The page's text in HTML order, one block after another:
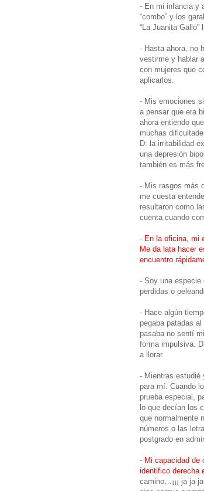
- En mi infancia y
“combo” y los
“La Juanita Gallo”
- Hasta ahora, no
vestirme y hablar
con mujeres que
aplicarlos.
- Mis emociones
a pensar que era
ahora entiendo
muchas
D: la irritabilidad
una depresión
también es más
- Mis rasgos más
me cuesta
resultaron como
cuenta cuando
- En la oficina, mi
Me da lata hacer
encuentro
- Soy una especie
perdidas o
- Hace algún
pegaba patadas
pasaba no sentí
forma impulsiva.
a llorar.
- Mientras estudié
para mí. Cuando
prueba especial,
lo que decían los
que normalmente
números o las
postgrado en
- Mi capacidad de
identifico derecha
camino…¡¡¡ ja ja